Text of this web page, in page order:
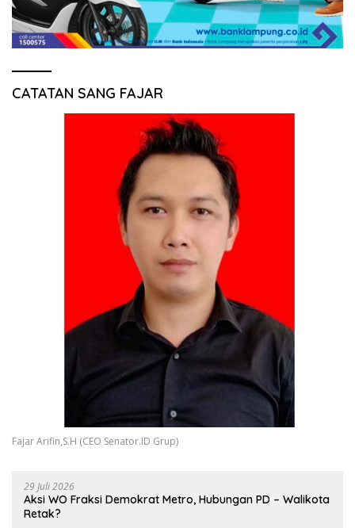
CATATAN SANG FAJAR
Fajar Arifin,S.H (CEO Senator.ID Grup)
29 Juli 2026
Aksi WO Fraksi Demokrat Metro, Hubungan PD – Walikota
Retak?